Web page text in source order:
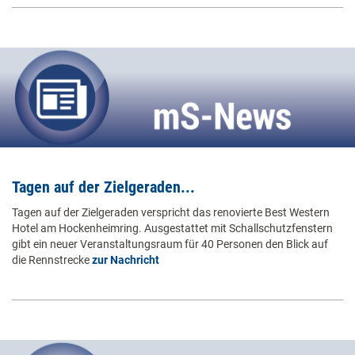
Tagen auf der Zielgeraden...
Tagen auf der Zielgeraden verspricht das renovierte Best Western
Hotel am Hockenheimring. Ausgestattet mit Schallschutzfenstern
gibt ein neuer Veranstaltungsraum für 40 Personen den Blick auf
die Rennstreckezur Nachricht